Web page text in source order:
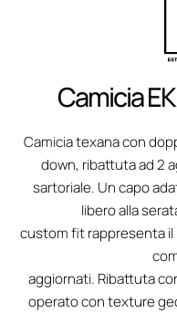
Camicia
Camicia texana con
down, ribattuta ad 2
sartoriale. Un capo
libero alla
custom fit rappresenta
aggiornati. Ribattuta
operato con texture